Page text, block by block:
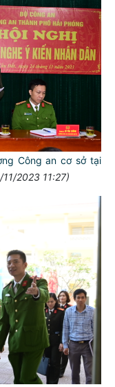
Công an cơ sở tại
11/2023 11:27)